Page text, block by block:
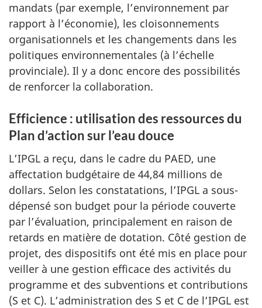
mandats (par exemple, l’environnement par
rapport à l’économie), les cloisonnements
organisationnels et les changements dans les
politiques environnementales (à l’échelle
provinciale). Il y a donc encore des possibilités
de renforcer la collaboration.
Efficience : utilisation des ressources du
Plan d’action sur l’eau douce
L’IPGL a reçu, dans le cadre du PAED, une
affectation budgétaire de 44,84 millions de
dollars. Selon les constatations, l’IPGL a sous-
dépensé son budget pour la période couverte
par l’évaluation, principalement en raison de
retards en matière de dotation. Côté gestion de
projet, des dispositifs ont été mis en place pour
veiller à une gestion efficace des activités du
programme et des subventions et contributions
(S et C). L’administration des S et C de l’IPGL est